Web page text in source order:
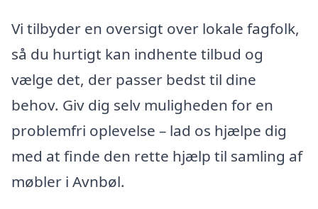
Vi tilbyder en oversigt over lokale fagfolk,
så du hurtigt kan indhente tilbud og
vælge det, der passer bedst til dine
behov. Giv dig selv muligheden for en
problemfri oplevelse – lad os hjælpe dig
med at finde den rette hjælp til samling af
møbler i Avnbøl.